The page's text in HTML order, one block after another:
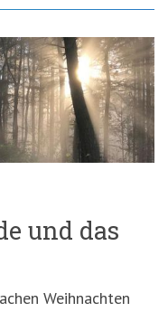
und das
Weihnachten